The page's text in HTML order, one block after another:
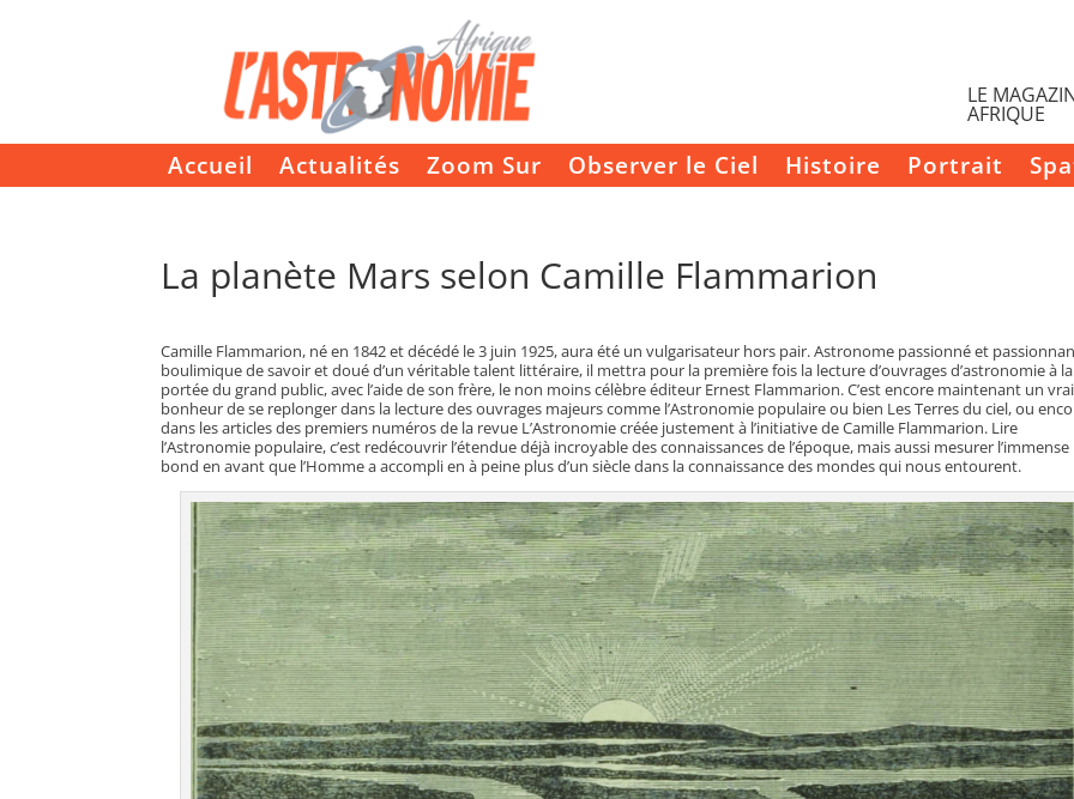
LE
AFRIQUE
Accueil Actualités Zoom Sur Observer le Ciel Histoire Portrait
La planète Mars selon Camille Flammarion
Camille Flammarion, né en 1842 et décédé le 3 juin 1925, aura été un vulgarisateur hors pair. Astronome passionné et
boulimique de savoir et doué d’un véritable talent littéraire, il mettra pour la première fois la lecture d’ouvrages d’astronomie à la
portée du grand public, avec l’aide de son frère, le non moins célèbre éditeur Ernest Flammarion. C’est encore maintenant un vrai
bonheur de se replonger dans la lecture des ouvrages majeurs comme l’Astronomie populaire ou bien Les Terres du ciel, ou
dans les articles des premiers numéros de la revue L’Astronomie créée justement à l’initiative de Camille Flammarion. Lire
l’Astronomie populaire, c’est redécouvrir l’étendue déjà incroyable des connaissances de l’époque, mais aussi mesurer l’immense
bond en avant que l’Homme a accompli en à peine plus d’un siècle dans la connaissance des mondes qui nous entourent.